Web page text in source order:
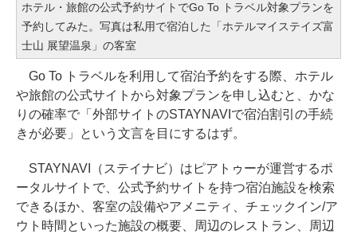
ホテル・旅館の公式予約サイトでGo To トラベル対象プランを
予約してみた。写真は私用で宿泊した「ホテルマイステイズ富
士山 展望温泉」の客室
Go To トラベルを利用して宿泊予約をする際、ホテル
や旅館の公式サイトから対象プランを申し込むと、かな
りの確率で「外部サイトのSTAYNAVIで宿泊割引の手続
きが必要」という文言を目にするはず。
STAYNAVI（ステイナビ）はピアトゥーが運営するポ
ータルサイトで、公式予約サイトを持つ宿泊施設を検索
できるほか、客室の設備やアメニティ、チェックイン/ア
ウト時間といった施設の概要、周辺のレストラン、周辺